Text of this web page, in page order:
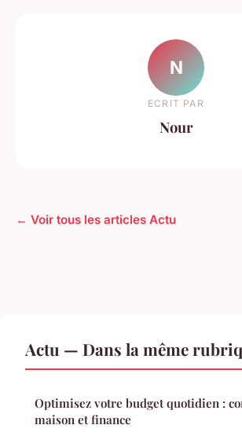
N
ECRIT PAR
Nour
← Voir tous les articles Actu
Actu — Dans la même
Optimisez votre budget quotidien :
maison et finance